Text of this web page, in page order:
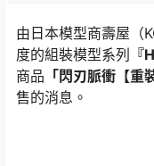
由日本模型商壽屋（
度的組裝模型系列
『
商品 「閃刃脈衝【重
售的消息。